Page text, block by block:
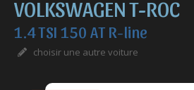
VOLKSWAGEN T-ROC
1.4 TSI 150 AT R-line
choisir une autre voiture